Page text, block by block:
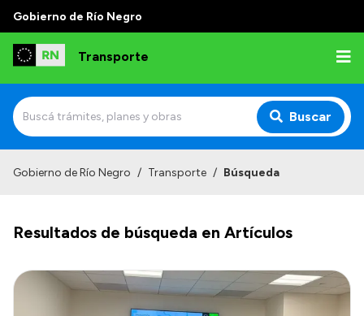
Gobierno de Río Negro
Transporte
Buscar
Funciones
Autoridades
Delegaciones
Gobierno de Río Negro / Transporte / Búsqueda
Resultados de búsqueda en Artículos